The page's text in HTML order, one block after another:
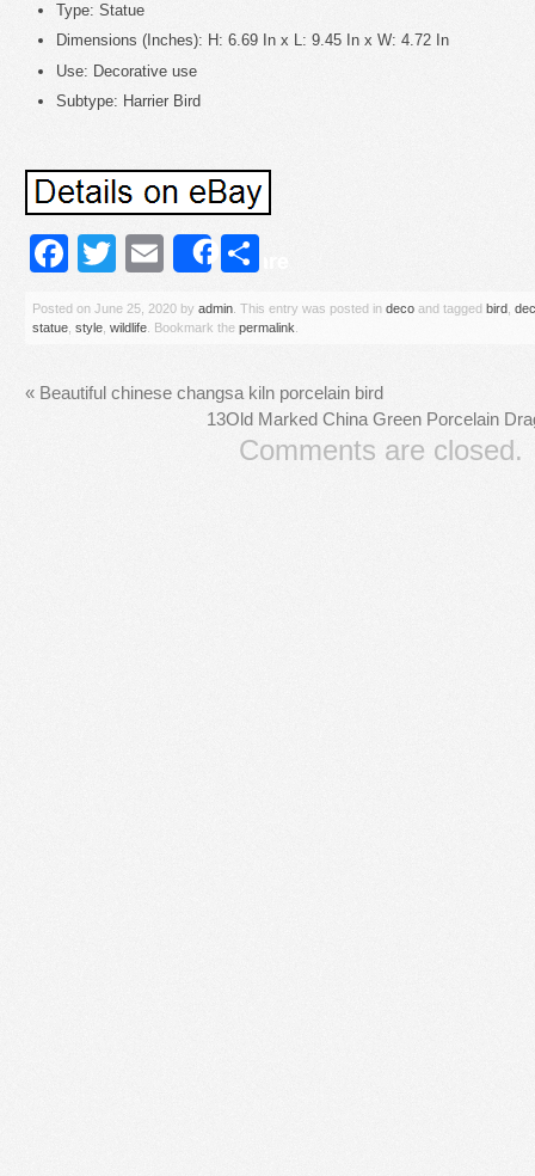
Type: Statue
Dimensions (Inches): H: 6.69 In x L: 9.45 In x W: 4.72 In
Use: Decorative use
Subtype: Harrier Bird
Facebook
Twitter
Email
Share
Posted on June 25, 2020 by admin . This entry was posted in deco and tagged bird
statue style wildlife . Bookmark the permalink
« Beautiful chinese changsa kiln porcelain bird
13Old Marked China Green Porcelain
Comments are closed.